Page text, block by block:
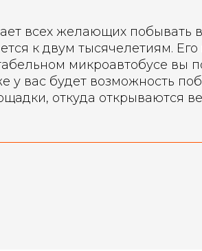
всех желающих побывать в
к двум тысячелетиям.
микроавтобусе вы
вас будет возможность
откуда открываются